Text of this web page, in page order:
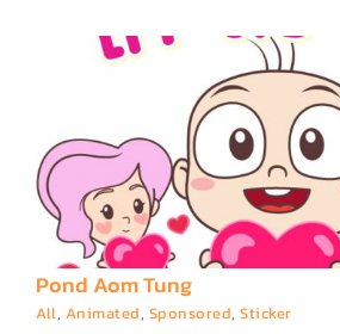
Pond Aom Tung
All, Animated, Sponsored, Sticker